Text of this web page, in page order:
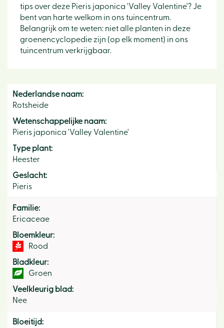
tips over deze Pieris japonica 'Valley Valentine'? Je
bent van harte welkom in ons tuincentrum.
Belangrijk om te weten: niet alle planten in deze
groenencyclopedie zijn (op elk moment) in ons
tuincentrum verkrijgbaar.
Nederlandse naam:
Rotsheide
Wetenschappelijke naam:
Pieris japonica 'Valley Valentine'
Type plant:
Heester
Geslacht:
Pieris
Familie:
Ericaceae
Bloemkleur:
Rood
Bladkleur:
Groen
Veelkleurig blad:
Nee
Bloeitijd: